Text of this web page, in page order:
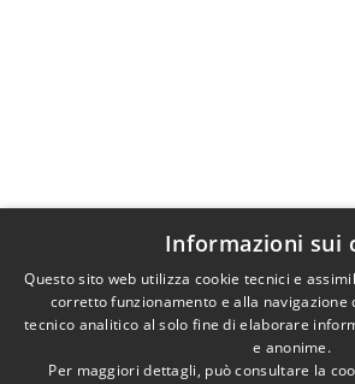
Informazioni sui
Questo sito web utilizza cookie tecnici e
corretto funzionamento e alla navigazione
tecnico analitico al solo fine di elaborare
e anonime.
Per maggiori dettagli, può consultare la